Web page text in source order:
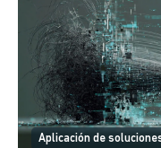
Aplicación de